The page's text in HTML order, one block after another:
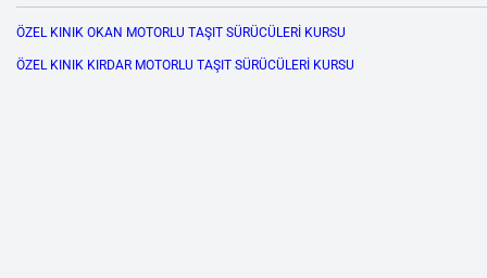
ÖZEL KINIK OKAN MOTORLU TAŞIT SÜRÜCÜLERİ KURSU
ÖZEL KINIK KIRDAR MOTORLU TAŞIT SÜRÜCÜLERİ KURSU